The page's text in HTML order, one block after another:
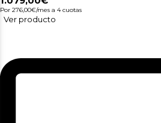
Por 276,00€/mes a 4 cuotas
Ver producto